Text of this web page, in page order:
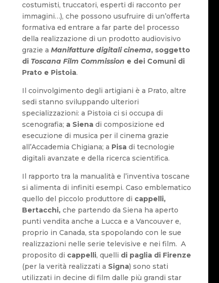
costumisti, truccatori, esperti di racconto per
immagini…), che possono usufruire di un’offerta
formativa ed entrare a far parte del processo
della realizzazione di un prodotto audiovisivo
grazie a Manifatture digitali cinema, soggetto
di Toscana Film Commission e dei Comuni di
Prato e Pistoia.
Il coinvolgimento degli artigiani è a Prato, altre
sedi stanno sviluppando ulteriori
specializzazioni: a Pistoia ci si occupa di
scenografia; a Sienadi composizione ed
esecuzione di musica per il cinema grazie
all’Accademia Chigiana; a Pisadi tecnologie
digitali avanzate e della ricerca scientifica.
Il rapporto tra la manualità e l’inventiva toscane
si alimenta di infiniti esempi. Caso emblematico
quello del piccolo produttore di cappelli,
Bertacchi,che partendo da Siena ha aperto
punti vendita anche a Lucca e a Vancouver e,
proprio in Canada, sta spopolando con le sue
realizzazioni nelle serie televisive e nei film. A
proposito di cappelli, quelli di paglia di Firenze
(per la verità realizzati a Signa) sono stati
utilizzati in decine di film dalle più grandi star